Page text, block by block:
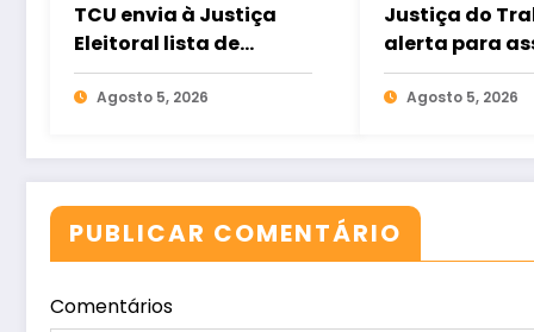
TCU envia à Justiça
Eleitoral lista de
gestores com contas
rejeitadas
Agosto 5, 2026
Justiça do
alerta para
eleitoral e
direito ao voto
trabalho
Agosto 5, 2026
PUBLICAR COMENTÁRIO
Comentários